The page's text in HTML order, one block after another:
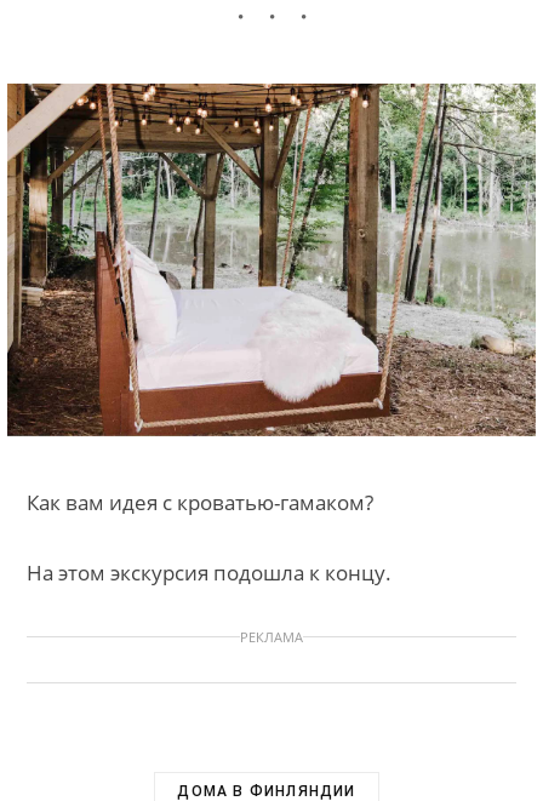
Как вам идея с кроватью-гамаком?
На этом экскурсия подошла к концу.
РЕКЛАМА
ДОМА В ФИНЛЯНДИИ